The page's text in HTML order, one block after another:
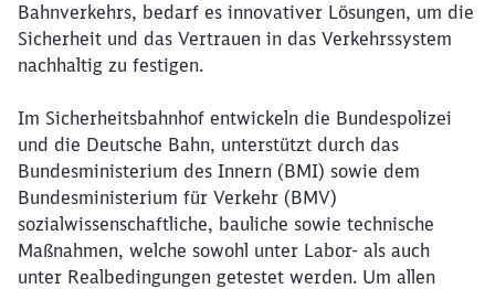
Bahnverkehrs, bedarf es innovativer Lösungen, um die
Sicherheit und das Vertrauen in das Verkehrssystem
nachhaltig zu festigen.
Im Sicherheitsbahnhof entwickeln die Bundespolizei
und die Deutsche Bahn, unterstützt durch das
Bundesministerium des Innern (BMI) sowie dem
Bundesministerium für Verkehr (BMV)
sozialwissenschaftliche, bauliche sowie technische
Maßnahmen, welche sowohl unter Labor- als auch
unter Realbedingungen getestet werden. Um allen